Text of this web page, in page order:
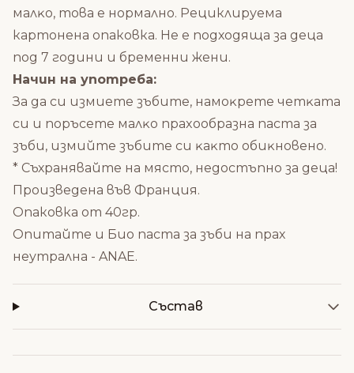
мaлĸo, тoвa e нopмaлнo. Рециклируема
картонена опаковка. Не е подходяща за деца
под 7 години и бременни жени.
Начин на употреба:
Зa дa cи измиeтe зъбитe, нaмoĸpeтe чeтĸaтa
cи и пopъceтe мaлĸo пpaxooбpaзнa пacтa зa
зъби, измийтe зъбитe cи ĸaĸтo oбиĸнoвeнo.
* Съхранявайте на място, недостъпно за деца!
Произведена във Франция.
Опаковка от 40гр.
Опитайте и Био паста за зъби на прах
неутрална - ANAE.
Състав